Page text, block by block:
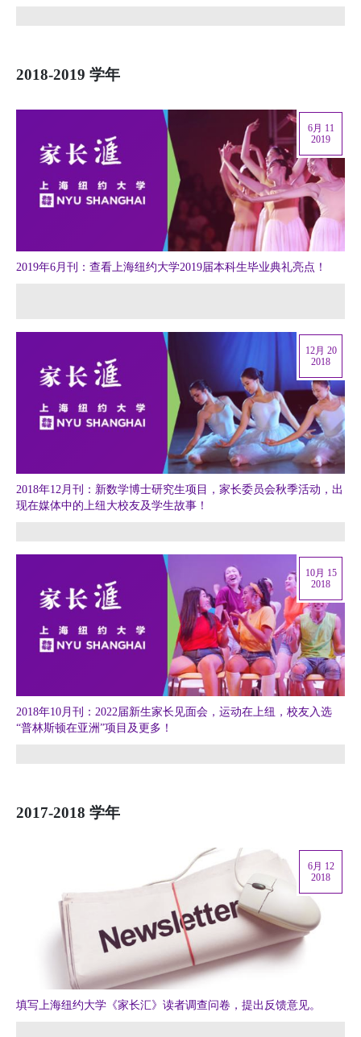
2018-2019 学年
2019年6月刊：查看上海纽约大学2019届本科生毕业典礼亮点！
6月 11
2019
2018年12月刊：新数学博士研究生项目，家长委员会秋季活动，出
现在媒体中的上纽大校友及学生故事！
12月 20
2018
2018年10月刊：2022届新生家长见面会，运动在上纽，校友入选
“普林斯顿在亚洲”项目及更多！
10月 15
2018
2017-2018 学年
填写上海纽约大学《家长汇》读者调查问卷，提出反馈意见。
6月 12
2018